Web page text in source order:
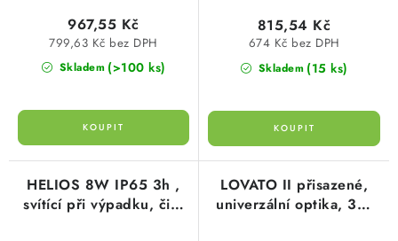
Skladem (>100 ks)
799,63 Kč bez DPH
967,55 Kč
Skladem (15 ks)
674 Kč bez DPH
815,54 Kč
HELIOS 8W IP65 3h ,
svítící při výpadku, čirý
LOVATO II přisazené,
univerzální optika, 3W